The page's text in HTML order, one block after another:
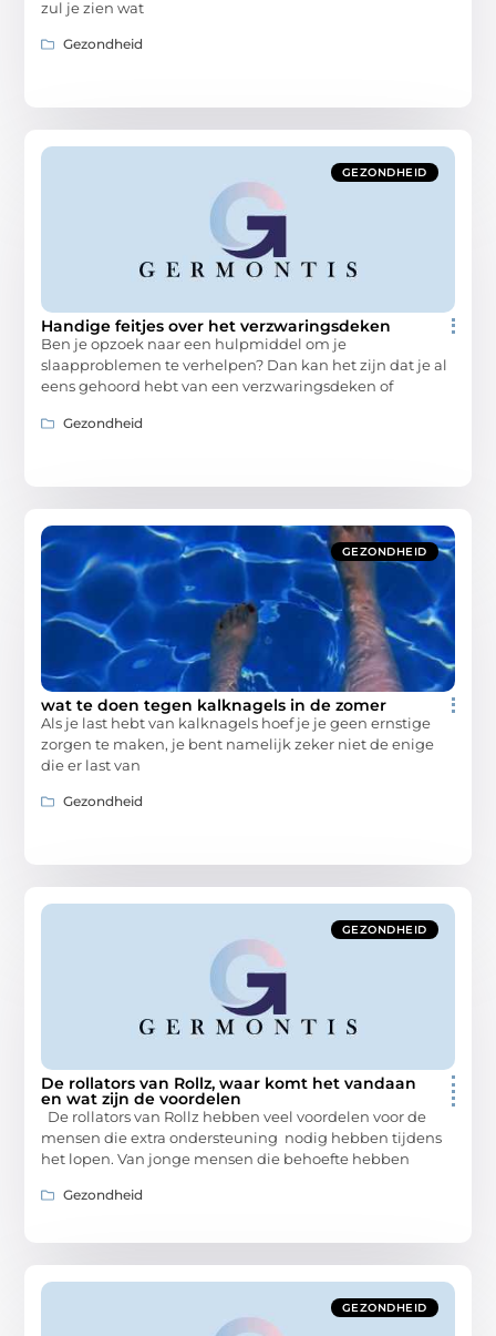
zul je zien wat
Gezondheid
GEZONDHEID
Handige feitjes over het verzwaringsdeken
Ben je opzoek naar een hulpmiddel om je
slaapproblemen te verhelpen? Dan kan het zijn dat je al
eens gehoord hebt van een verzwaringsdeken of
Gezondheid
GEZONDHEID
wat te doen tegen kalknagels in de zomer
Als je last hebt van kalknagels hoef je je geen ernstige
zorgen te maken, je bent namelijk zeker niet de enige
die er last van
Gezondheid
GEZONDHEID
De rollators van Rollz, waar komt het vandaan
en wat zijn de voordelen
De rollators van Rollz hebben veel voordelen voor de
mensen die extra ondersteuning nodig hebben tijdens
het lopen. Van jonge mensen die behoefte hebben
Gezondheid
GEZONDHEID